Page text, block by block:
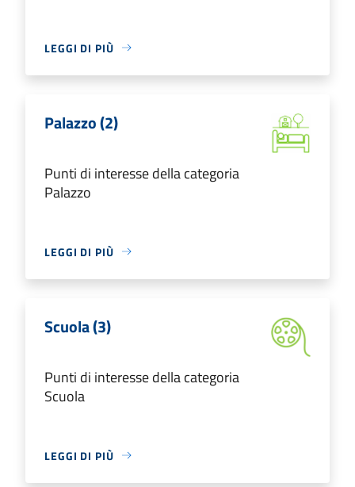
LEGGI DI PIÙ
Palazzo (2)
Punti di interesse della categoria
Palazzo
LEGGI DI PIÙ
Scuola (3)
Punti di interesse della categoria
Scuola
LEGGI DI PIÙ